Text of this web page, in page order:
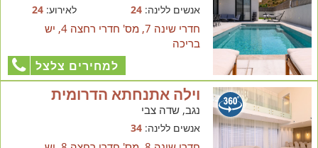
אנשים ללינה:24 לאירוע:24
חדרי שינה 7, מס' חדרי רחצה 4, יש
בריכה
למחירים צלצל
וילה אתנחתא הדרומית
נגב, שדה צבי
אנשים ללינה:34